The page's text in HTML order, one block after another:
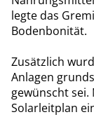
legte das
Bodenbonität.
Zusätzlich
Anlagen
gewünscht
Solarleitplan